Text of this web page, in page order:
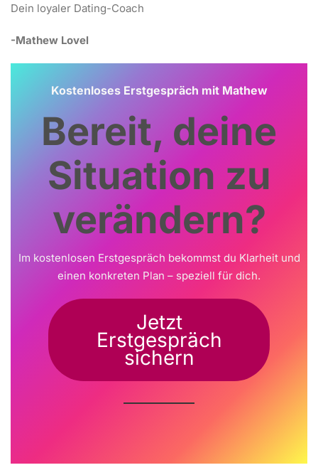
Dein loyaler Dating-Coach
-Mathew Lovel
Kostenloses Erstgespräch mit Mathew
Bereit, deine
Situation zu
verändern?
Im kostenlosen Erstgespräch bekommst du Klarheit und
einen konkreten Plan – speziell für dich.
Jetzt
Erstgespräch
sichern